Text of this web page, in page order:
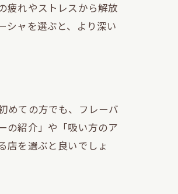
疲れやストレスから解放
シャを選ぶと、より深い
めての方でも、フレーバ
の紹介」や「吸い方のア
店を選ぶと良いでしょ